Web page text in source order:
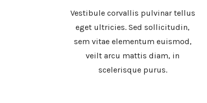
Vestibule corvallis pulvinar tellus
eget ultricies. Sed sollicitudin,
sem vitae elementum euismod,
veilt arcu mattis diam, in
scelerisque purus.